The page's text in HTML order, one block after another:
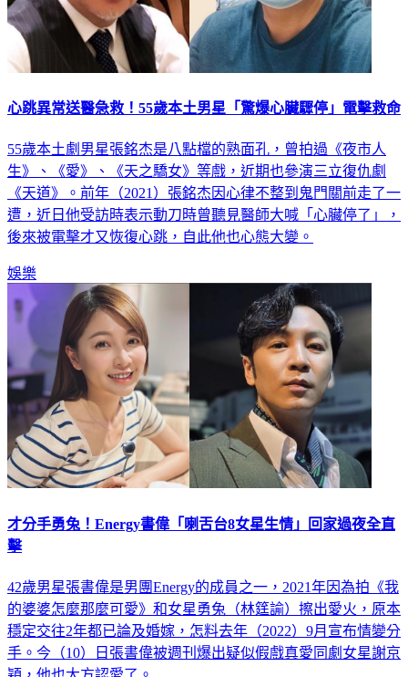
心跳異常送醫急救！55歲本土男星「驚爆心臟驟停」電擊救命
55歲本土劇男星張銘杰是八點檔的熟面孔，曾拍過《夜市人
生》、《愛》、《天之驕女》等戲，近期也參演三立復仇劇
《天道》。前年（2021）張銘杰因心律不整到鬼門關前走了一
遭，近日他受訪時表示動刀時曾聽見醫師大喊「心臟停了」，
後來被電擊才又恢復心跳，自此他也心態大變。
娛樂
才分手勇兔！Energy書偉「喇舌台8女星生情」回家過夜全直
擊
42歲男星張書偉是男團Energy的成員之一，2021年因為拍《我
的婆婆怎麼那麼可愛》和女星勇兔（林筳諭）擦出愛火，原本
穩定交往2年都已論及婚嫁，怎料去年（2022）9月宣布情變分
手。今（10）日張書偉被週刊爆出疑似假戲真愛同劇女星謝京